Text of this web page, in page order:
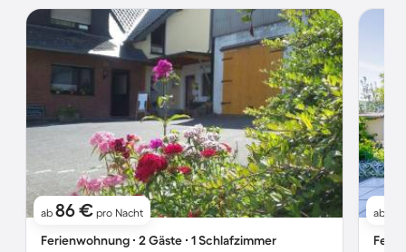
ab 86 € pro Nacht
Ferienwohnung ∙ 2 Gäste ∙ 1 Schlafzimmer
ab